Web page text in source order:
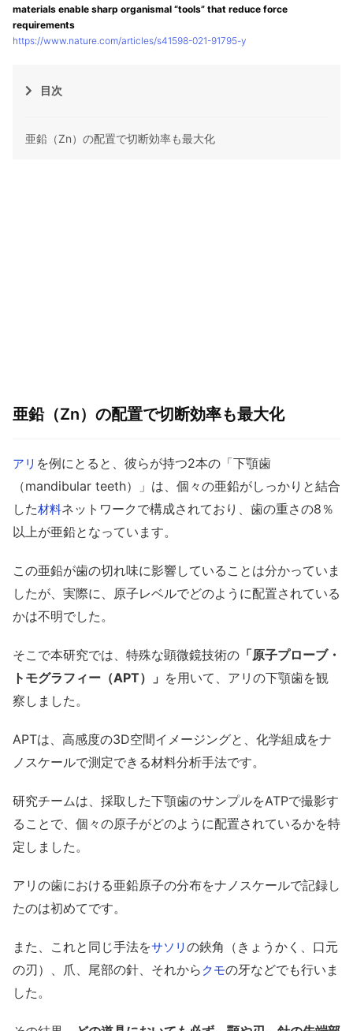
materials enable sharp organismal “tools” that reduce force
requirements
https://www.nature.com/articles/s41598-021-91795-y
目次
亜鉛（Zn）の配置で切断効率も最大化
亜鉛（Zn）の配置で切断効率も最大化
アリ を例にとると、彼らが持つ2本の「下顎歯
（mandibular teeth）」は、個々の亜鉛がしっかりと結合
した材料ネットワークで構成されており、歯の重さの8％
以上が亜鉛となっています。
この亜鉛が歯の切れ味に影響していることは分かっていま
したが、実際に、原子レベルでどのように配置されている
かは不明でした。
そこで本研究では、特殊な顕微鏡技術の 「原子プローブ・
トモグラフィー（APT）」 を用いて、アリの下顎歯を観
察しました。
APTは、高感度の3D空間イメージングと、化学組成をナ
ノスケールで測定できる材料分析手法です。
研究チームは、採取した下顎歯のサンプルをATPで撮影す
ることで、個々の原子がどのように配置されているかを特
定しました。
アリの歯における亜鉛原子の分布をナノスケールで記録し
たのは初めてです。
また、これと同じ手法をサソリ の鋏角（きょうかく、口元
の刃）、爪、尾部の針、それから クモの牙などでも行いま
した。